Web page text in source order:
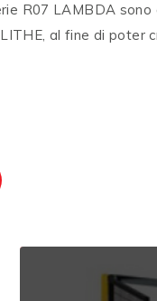
R07 LAMBDA
al fine di poter